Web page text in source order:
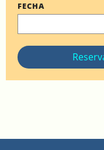
FECHA